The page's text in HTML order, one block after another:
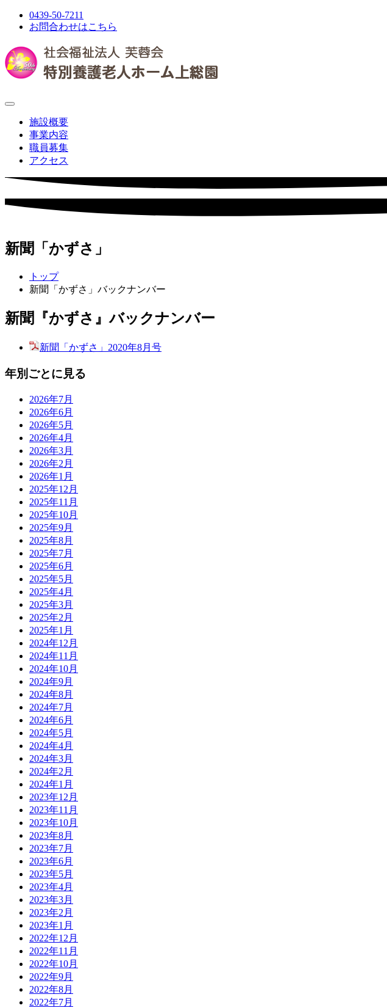
0439-50-7211
お問合わせはこちら
施設概要
事業内容
職員募集
アクセス
新聞「かずさ」
トップ
新聞「かずさ」バックナンバー
新聞『かずさ』バックナンバー
新聞「かずさ」2020年8月号
年別ごとに見る
2026年7月
2026年6月
2026年5月
2026年4月
2026年3月
2026年2月
2026年1月
2025年12月
2025年11月
2025年10月
2025年9月
2025年8月
2025年7月
2025年6月
2025年5月
2025年4月
2025年3月
2025年2月
2025年1月
2024年12月
2024年11月
2024年10月
2024年9月
2024年8月
2024年7月
2024年6月
2024年5月
2024年4月
2024年3月
2024年2月
2024年1月
2023年12月
2023年11月
2023年10月
2023年8月
2023年7月
2023年6月
2023年5月
2023年4月
2023年3月
2023年2月
2023年1月
2022年12月
2022年11月
2022年10月
2022年9月
2022年8月
2022年7月